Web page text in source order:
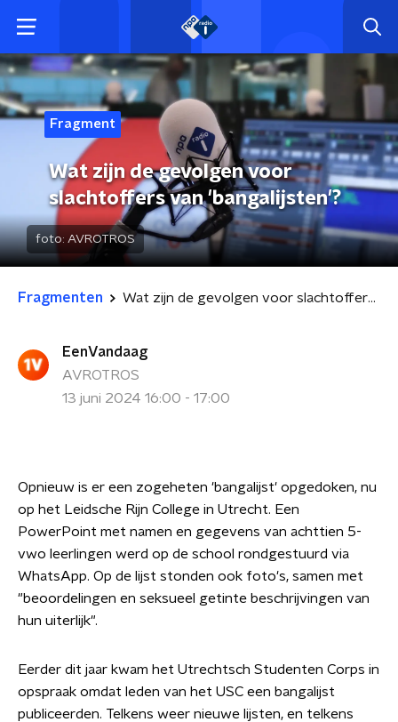
Fragment
Wat zijn de gevolgen voor
slachtoffers van 'bangalijsten'?
foto: AVROTROS
Fragmenten Wat zijn de gevolgen voor slachtoffers van 'bangalijsten'?
EenVandaag
AVROTROS
13 juni 2024 16:00 - 17:00
Opnieuw is er een zogeheten 'bangalijst' opgedoken, nu
op het Leidsche Rijn College in Utrecht. Een
PowerPoint met namen en gegevens van achttien 5-
vwo leerlingen werd op de school rondgestuurd via
WhatsApp. Op de lijst stonden ook foto's, samen met
"beoordelingen en seksueel getinte beschrijvingen van
hun uiterlijk".
Eerder dit jaar kwam het Utrechtsch Studenten Corps in
opspraak omdat leden van het USC een bangalijst
publiceerden. Telkens weer nieuwe lijsten, en telkens